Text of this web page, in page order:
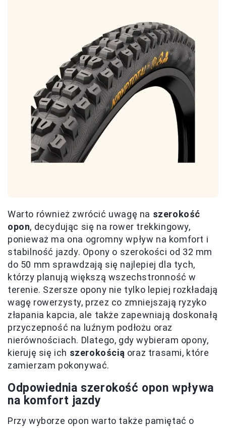
Warto również zwrócić uwagę na szerokość
opon, decydując się na rower trekkingowy,
ponieważ ma ona ogromny wpływ na komfort i
stabilność jazdy. Opony o szerokości od 32 mm
do 50 mm sprawdzają się najlepiej dla tych,
którzy planują większą wszechstronność w
terenie. Szersze opony nie tylko lepiej rozkładają
wagę rowerzysty, przez co zmniejszają ryzyko
złapania kapcia, ale także zapewniają doskonałą
przyczepność na luźnym podłożu oraz
nierównościach. Dlatego, gdy wybieram opony,
kieruję się ich szerokością oraz trasami, które
zamierzam pokonywać.
Odpowiednia szerokość opon wpływa
na komfort jazdy
Przy wyborze opon warto także pamiętać o